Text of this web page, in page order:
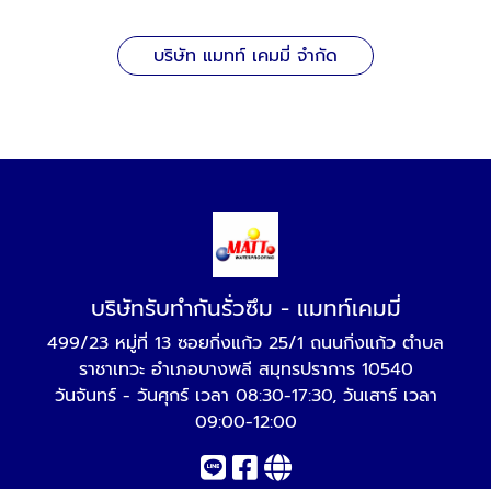
บริษัท แมทท์ เคมมี่ จำกัด
บริษัทรับทำกันรั่วซึม - แมทท์เคมมี่
499/23 หมู่ที่ 13 ซอยกิ่งแก้ว 25/1 ถนนกิ่งแก้ว ตำบล
ราชาเทวะ อำเภอบางพลี สมุทรปราการ 10540
วันจันทร์ - วันศุกร์ เวลา 08:30-17:30, วันเสาร์ เวลา
09:00-12:00